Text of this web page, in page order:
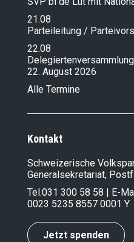
21.08
Parteileitung /
22.08
22. August 2026
Alle Termine
Kontakt
Schweizerische
Generalsekretariat,
Tel.031 300 58 58 | E-
0023 5235 8557 0001 Y
Jetzt spenden